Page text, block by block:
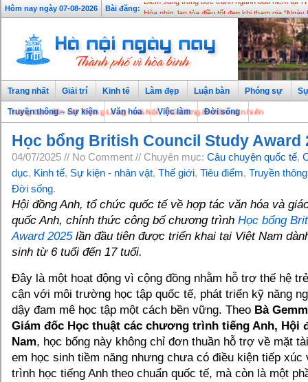
Hôm nay ngày 07-08-2026
Bài đăng:
Hòa nhịp, lan tỏa điều tốt đẹp khi tham gia
Điểm sáng trong bức tranh ngành bảo hiểm tại
bạn đến với Thăng Long - Hà Nội, Thủ đô ngàn năm văn hiến
Trang nhất Giải trí Kinh tế Làm đẹp Luận bàn Phóng sự
Truyền thông – Sự kiện Văn hóa Việc làm Đời sống
Học bổng British Council Study Award
04/07/2025 // No Comment // Chuyên mục: Câu chuyện quốc tế,
dục, Kinh tế, Sự kiện - nhân vật, Thế giới, Tiêu điểm, Truyền
Đời sống.
Hội đồng Anh, tổ chức quốc tế về hợp tác văn hóa và
quốc Anh, chính thức công bố chương trình Học bổng
Award 2025lần đầu tiên được triển khai tại Việt Nam
sinh từ 6 tuổi đến 17 tuổi.
Đây là một hoạt động vì cộng đồng nhằm hỗ trợ thế hệ
cận với môi trường học tập quốc tế, phát triển kỹ năng
dậy đam mê học tập một cách bền vững. Theo Bà
Giám đốc Học thuật các chương trình tiếng Anh, Hội
Nam, học bổng này không chỉ đơn thuần hỗ trợ về mặt
em học sinh tiềm năng nhưng chưa có điều kiện tiếp
trình học tiếng Anh theo chuẩn quốc tế, mà còn là một